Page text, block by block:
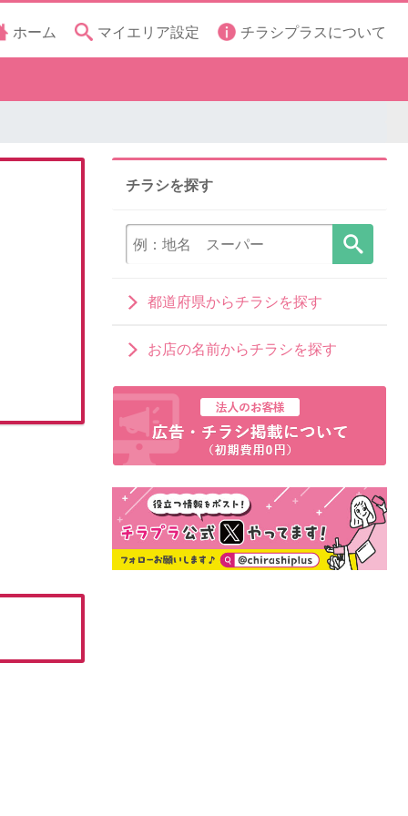
ホーム マイエリア設定 チラシプラスについて
チラシを探す
都道府県からチラシを探す
お店の名前からチラシを探す